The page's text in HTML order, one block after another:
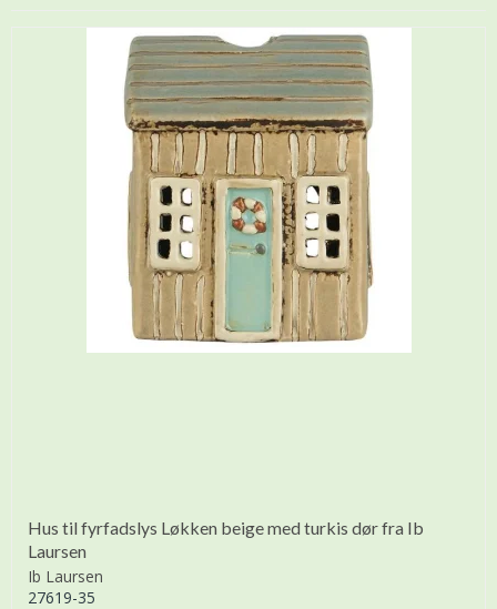
Hus til fyrfadslys Løkken beige med turkis dør fra Ib
Laursen
Ib Laursen
27619-35